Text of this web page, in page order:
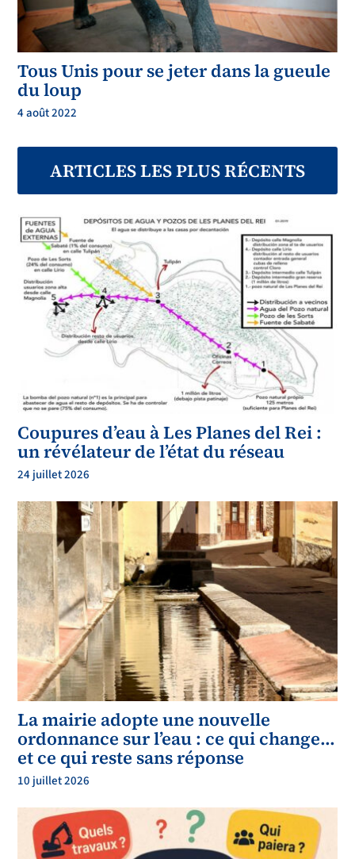
Tous Unis pour se jeter dans la gueule
du loup
4 août 2022
ARTICLES LES PLUS RÉCENTS
Coupures d’eau à Les Planes del Rei :
un révélateur de l’état du réseau
24 juillet 2026
La mairie adopte une nouvelle
ordonnance sur l’eau : ce qui change…
et ce qui reste sans réponse
10 juillet 2026